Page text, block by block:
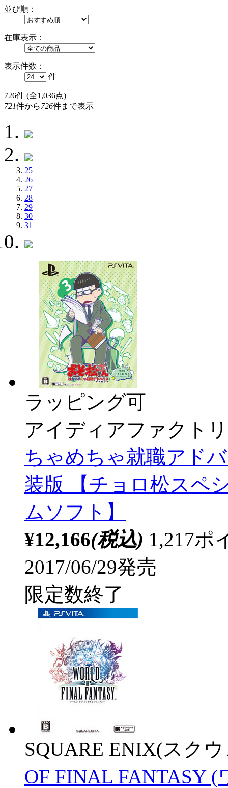
並び順：
在庫表示：
表示件数：
件
726件 (全1,036点)
721件から726件まで表示
25
26
27
28
29
30
31
ラッピング可
アイディアファクト
ちゃめちゃ就職アド
装版 【チョロ松スペ
ムソフト】
¥12,166(税込) 1,217ポ
2017/06/29発売
限定数終了
SQUARE ENIX(スク
OF FINAL FANTASY